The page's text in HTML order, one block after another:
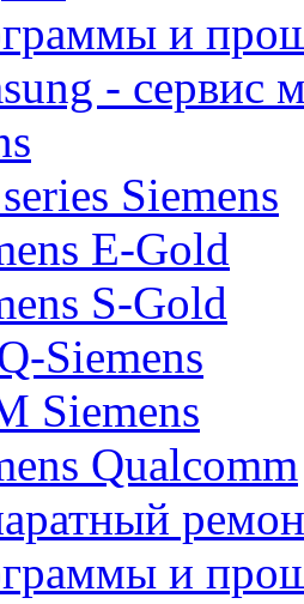
и
- cервис
Siemens
E-Gold
S-Gold
Siemens
Siemens
Qualcomm
и